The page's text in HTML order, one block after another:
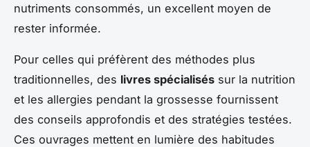
nutriments consommés, un excellent moyen de
rester informée.
Pour celles qui préfèrent des méthodes plus
traditionnelles, des livres spécialisés sur la nutrition
et les allergies pendant la grossesse fournissent
des conseils approfondis et des stratégies testées.
Ces ouvrages mettent en lumière des habitudes